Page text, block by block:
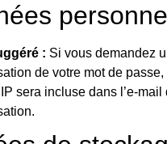
: Si vous demandez
de votre mot de passe,
sera incluse dans l’e-mail